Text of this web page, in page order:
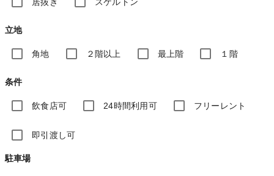
立地
角地 ２階以上 最上階 １階
条件
飲食店可 24時間利用可 フリーレント
即引渡し可
駐車場